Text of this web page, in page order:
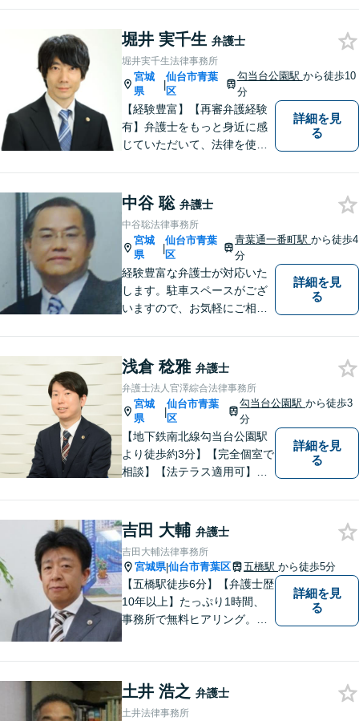
解決に臨む 】【労働問題／交
通事故／離婚問題／相続問題
／など】
堀井 実千生 弁護士
堀井実千生法律事務所
宮城
県
|
仙台市青葉
区
勾当台公園駅 から徒歩10
分
【経験豊富】【再審弁護経験
有】弁護士をもっと身近に感
じていただいて、法律を使っ
詳細を見
る
中谷 聡 弁護士
中谷聡法律事務所
宮城
県
|
仙台市青葉
区
青葉通一番町駅から徒歩4
分
経験豊富な弁護士が対応いた
します。駐車スペースがござ
いますので、お気軽にご相談
詳細を見
る
浅倉 稔雅 弁護士
弁護士法人官澤綜合法律事務所
宮城
県
|
仙台市青葉
区
勾当台公園駅から徒歩3
分
【地下鉄南北線勾当台公園駅
より徒歩約3分】【完全個室で
相談】【法テラス適用可】十
困りの方はお気軽にご相談く
ださい。
詳細を見
る
吉田 大輔 弁護士
吉田大輔法律事務所
宮城県|仙台市青葉区 五橋駅 から徒歩5分
【五橋駅徒歩6分】【弁護士歴
10年以上】たっぷり1時間、
事務所で無料ヒアリング。気
の糸口を一緒に探すことを大
切にしています。
詳細を見
る
土井 浩之 弁護士
土井法律事務所